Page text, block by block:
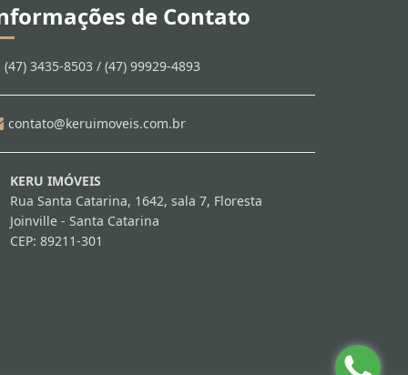
de Contato
(47) 3435-8503 / (47) 99929-4893
contato@keruimoveis.com.br
KERU IMÓVEIS
Rua Santa Catarina, 1642, sala 7, Floresta
Joinville - Santa Catarina
CEP: 89211-301